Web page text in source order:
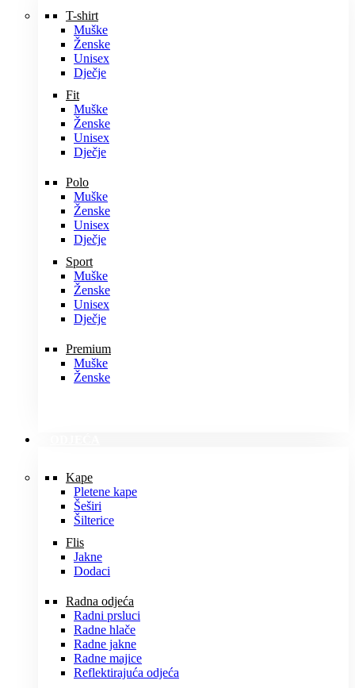
T-shirt
Muške
Ženske
Unisex
Dječje
Fit
Muške
Ženske
Unisex
Dječje
Polo
Muške
Ženske
Unisex
Dječje
Sport
Muške
Ženske
Unisex
Dječje
Premium
Muške
Ženske
Kape
Pletene kape
Šeširi
Šilterice
Flis
Jakne
Dodaci
Radna odjeća
Radni prsluci
Radne hlače
Radne jakne
Radne majice
Reflektirajuća odjeća